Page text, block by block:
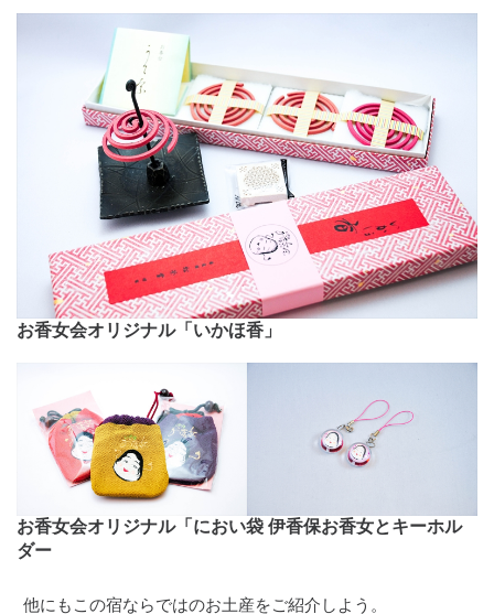
お香女会オリジナル「いかほ香」
お香女会オリジナル「におい袋 伊香保お香女とキーホル
ダー
他にもこの宿ならではのお土産をご紹介しよう。